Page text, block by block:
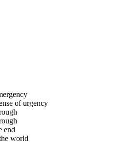
of urgency
end
world